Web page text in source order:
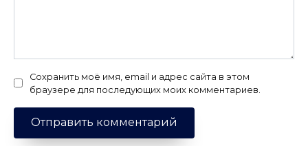
Сохранить моё имя, email и адрес сайта в этом
браузере для последующих моих комментариев.